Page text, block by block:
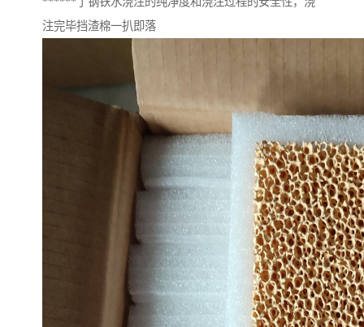
注完毕挡渣棉一扒即落